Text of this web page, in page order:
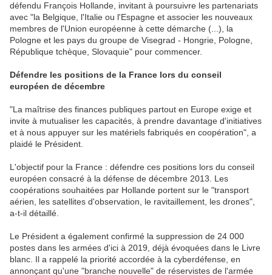
défendu François Hollande, invitant à poursuivre les partenariats
avec "la Belgique, l'Italie ou l'Espagne et associer les nouveaux
membres de l'Union européenne à cette démarche (...), la
Pologne et les pays du groupe de Visegrad - Hongrie, Pologne,
République tchèque, Slovaquie" pour commencer.
Défendre les positions de la France lors du conseil
européen de décembre
"La maîtrise des finances publiques partout en Europe exige et
invite à mutualiser les capacités, à prendre davantage d'initiatives
et à nous appuyer sur les matériels fabriqués en coopération", a
plaidé le Président.
L'objectif pour la France : défendre ces positions lors du conseil
européen consacré à la défense de décembre 2013. Les
coopérations souhaitées par Hollande portent sur le "transport
aérien, les satellites d'observation, le ravitaillement, les drones",
a-t-il détaillé.
Le Président a également confirmé la suppression de 24 000
postes dans les armées d'ici à 2019, déjà évoquées dans le Livre
blanc. Il a rappelé la priorité accordée à la cyberdéfense, en
annonçant qu'une "branche nouvelle" de réservistes de l'armée